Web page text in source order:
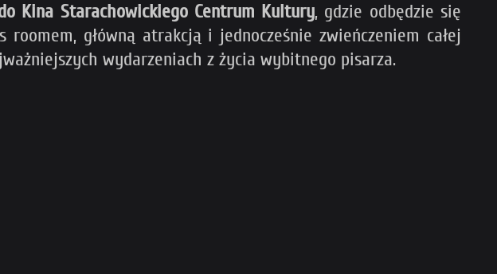
Kina Starachowickiego Centrum Kultury, gdzie odbędzie się
główną atrakcją i jednocześnie zwieńczeniem całej
wydarzeniach z życia wybitnego pisarza.